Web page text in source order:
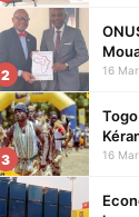
2
pays
16
3 16